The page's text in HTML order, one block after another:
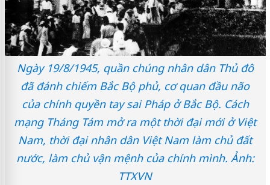
Ngày 19/8/1945, quần chúng nhân dân Thủ đô
đã đánh chiếm Bắc Bộ phủ, cơ quan đầu não
của chính quyền tay sai Pháp ở Bắc Bộ. Cách
mạng Tháng Tám mở ra một thời đại mới ở Việt
Nam, thời đại nhân dân Việt Nam làm chủ đất
nước, làm chủ vận mệnh của chính mình. Ảnh:
TTXVN